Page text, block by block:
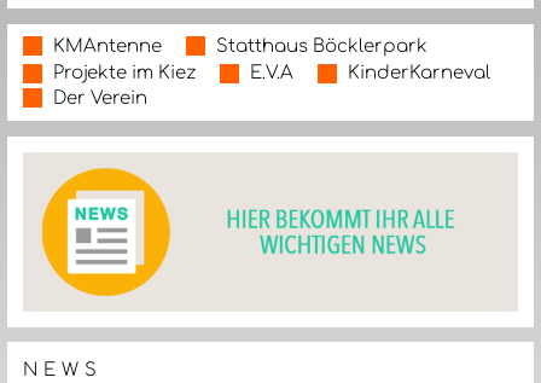
KMAntenne
Statthaus Böcklerpark
Projekte im Kiez
E.V.A
KinderKarneval
Der Verein
NEWS